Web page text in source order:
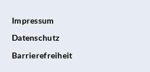
Impressum
Datenschutz
Barrierefreiheit